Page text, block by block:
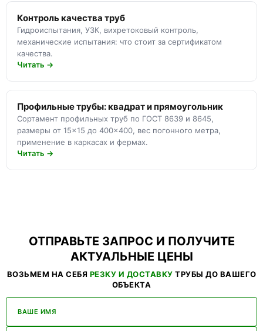
Контроль качества труб
Гидроиспытания, УЗК, вихретоковый контроль,
механические испытания: что стоит за сертификатом
качества.
Читать →
Профильные трубы: квадрат и прямоугольник
Сортамент профильных труб по ГОСТ 8639 и 8645,
размеры от 15×15 до 400×400, вес погонного метра,
применение в каркасах и фермах.
Читать →
ОТПРАВЬТЕ ЗАПРОС И ПОЛУЧИТЕ
АКТУАЛЬНЫЕ ЦЕНЫ
ВОЗЬМЕМ НА СЕБЯ РЕЗКУ И ДОСТАВКУ ТРУБЫ ДО ВАШЕГО
ОБЪЕКТА
ВАШЕ ИМЯ